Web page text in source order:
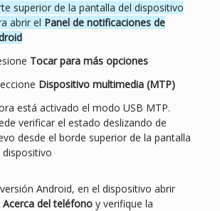
superior de la pantalla del dispositivo
abrir el Panel de notificaciones de
Tocar para más opciones
Dispositivo multimedia (MTP)
está activado el modo USB MTP.
verificar el estado deslizando de
desde el borde superior de la pantalla
dispositivo
Android, en el dispositivo abrir
Acerca del teléfono y verifique la